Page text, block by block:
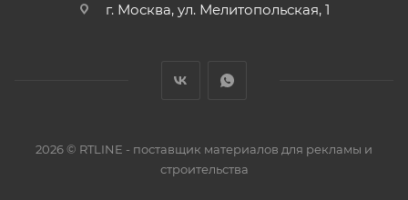
г. Москва, ул. Мелитопольская, 1
2026 © RTLINE - поставщик материалов для рекламы и
строительства